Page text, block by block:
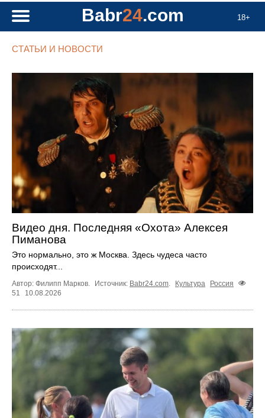
18+
Babr24.com
СТАТЬИ И НОВОСТИ
Видео дня. Последняя «Охота» Алексея
Пиманова
Это нормально, это ж Москва. Здесь чудеса часто
происходят...
Автор: Филипп Марков. Источник: Babr24.com Культура
Россия
51
10.08.2026